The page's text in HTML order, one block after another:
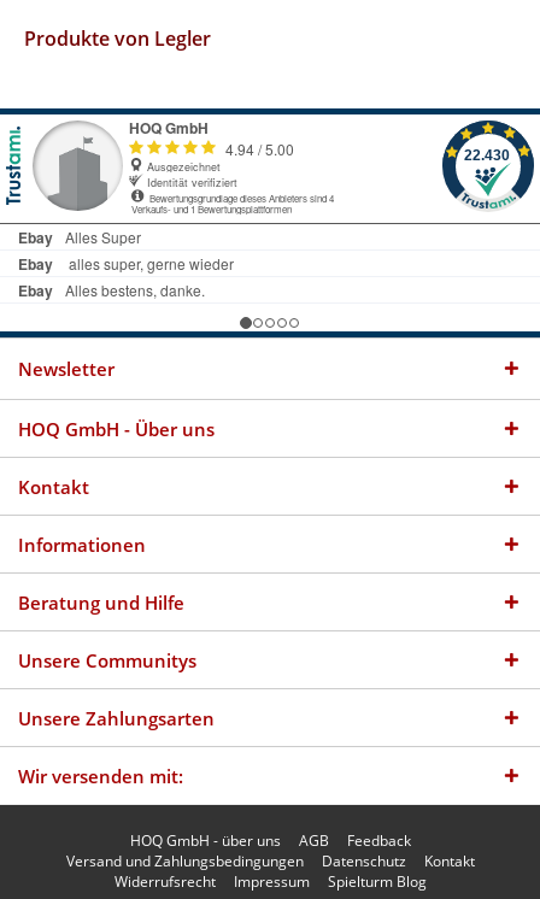
Produkte von Legler
Newsletter
HOQ GmbH - Über uns
Kontakt
Informationen
Beratung und Hilfe
Unsere Communitys
Unsere Zahlungsarten
Wir versenden mit:
HOQ GmbH - über uns AGB
Feedback
Versand und Zahlungsbedingungen
Datenschutz
Kontakt
Widerrufsrecht
Impressum Spielturm Blog